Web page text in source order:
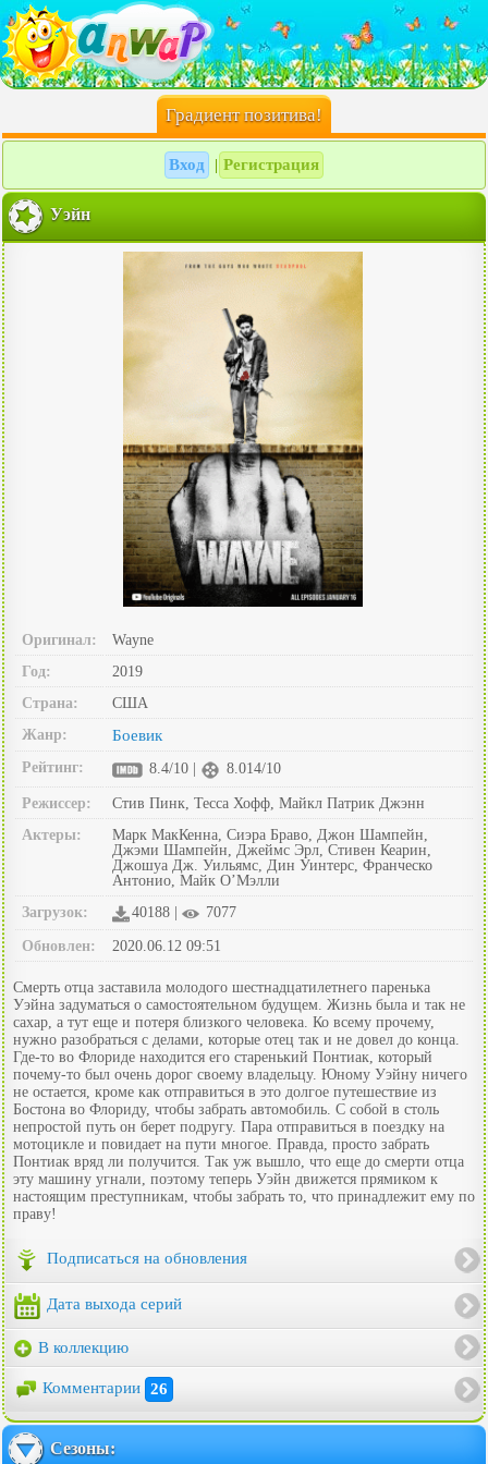
Градиент позитива!
Вход Регистрация
Уэйн
Оригинал:
Wayne
Год:
2019
Страна:
США
Жанр:
Боевик
Рейтинг: 8.4/10 | 8.014/10
Режиссер:
Стив Пинк, Тесса Хофф, Майкл Патрик Джэнн
Актеры:
Марк МакКенна, Сиэра Браво, Джон Шампейн,
Джэми Шампейн, Джеймс Эрл, Стивен Кеарин,
Джошуа Дж. Уильямс, Дин Уинтерс, Франческо
Антонио, Майк О’Мэлли
Загрузок:
40188 | 7077
Обновлен: 2020.06.12 09:51
Смерть отца заставила молодого шестнадцатилетнего паренька
Уэйна задуматься о самостоятельном будущем. Жизнь была и так не
сахар, а тут еще и потеря близкого человека. Ко всему прочему,
нужно разобраться с делами, которые отец так и не довел до конца.
Где-то во Флориде находится его старенький Понтиак, который
почему-то был очень дорог своему владельцу. Юному Уэйну ничего
не остается, кроме как отправиться в это долгое путешествие из
Бостона во Флориду, чтобы забрать автомобиль. С собой в столь
непростой путь он берет подругу. Пара отправиться в поездку на
мотоцикле и повидает на пути многое. Правда, просто забрать
Понтиак вряд ли получится. Так уж вышло, что еще до смерти отца
эту машину угнали, поэтому теперь Уэйн движется прямиком к
настоящим преступникам, чтобы забрать то, что принадлежит ему по
праву!
Подписаться на обновления
Дата выхода серий
В коллекцию
Комментарии 26
Сезоны: